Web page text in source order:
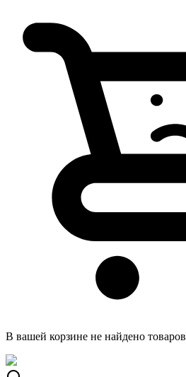
В вашей корзине не найдено товаров